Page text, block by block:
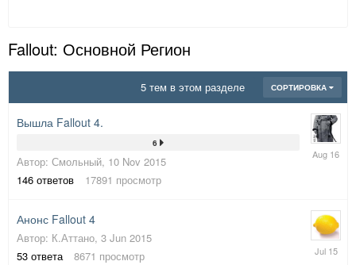
Fallout: Основной Регион
СОРТИРОВКА
5 тем в этом разделе
Вышла Fallout 4.
6
Автор: Смольный, 10 Nov 2015
146 ответов 17891 просмотр
4
Aug
Анонс Fallout 4
Автор: К.Аттано, 3 Jun 2015
53 ответа 8671 просмотр
25